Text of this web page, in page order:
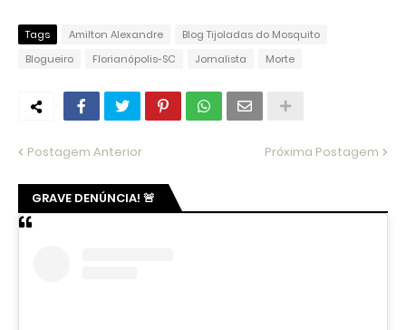
Tags Amilton Alexandre
Blog Tijoladas do Mosquito
Blogueiro
Florianópolis-SC Jornalista Morte
Postagem Anterior Próxima Postagem
GRAVE DENÚNCIA! 🚨